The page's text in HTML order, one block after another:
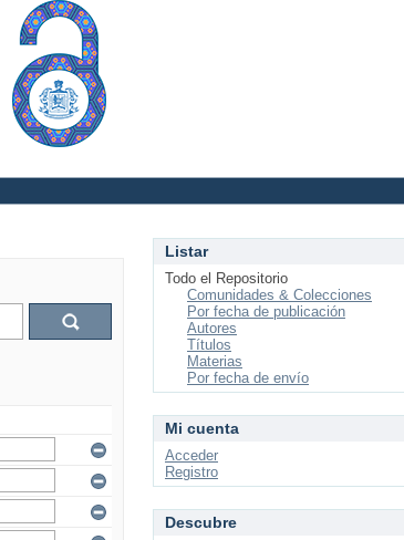
Listar
Todo el Repositorio
Comunidades & Colecciones
Por fecha de publicación
Autores
Títulos
Materias
Por fecha de envío
Mi cuenta
Acceder
Registro
Descubre